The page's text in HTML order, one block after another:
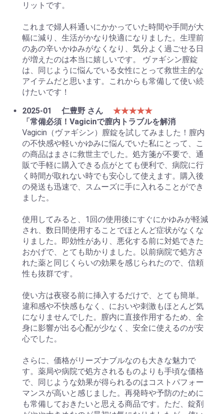
リットです。
これまで婦人科通いにかかっていた時間や手間が大
幅に減り、生活がかなり快適になりました。生理前
のあの辛いかゆみがなくなり、気分よく過ごせる日
が増えたのは本当に嬉しいです。 ヴァギシン膣錠
は、同じように悩んでいる女性にとって救世主的な
アイテムだと思います。これからも常備して使い続
けたいです！
2025-01
仁豊野 さん
★★★★★
「常備必須！Vagicinで膣内トラブルを解消
Vagicin（ヴァギシン）膣錠を試してみました！膣内
の不快感や軽いかゆみに悩んでいた私にとって、こ
の商品はまさに救世主でした。処方箋が不要で、通
販で手軽に購入できる点がとても便利で、病院に行
く時間が取れない時でも安心して使えます。購入後
の発送も迅速で、スムーズに手に入れることができ
ました。
使用してみると、1回の使用後にすぐにかゆみが軽減
され、数日間使用することでほとんど症状がなくな
りました。即効性があり、悪化する前に対処できた
おかげで、とても助かりました。以前病院で処方さ
れた薬と同じくらいの効果を感じられたので、信頼
性も抜群です。
使い方は夜寝る前に挿入するだけで、とても簡単。
違和感や不快感もなく、においや刺激もほとんど気
になりませんでした。膣内に直接作用するため、全
身に影響が出る心配が少なく、安全に使えるのが安
心でした。
さらに、価格がリーズナブルなのも大きな魅力で
す。薬局や病院で処方されるものよりも手頃な価格
で、同じような効果が得られるのはコストパフォー
マンスが高いと感じました。再発時や予防のために
も常備しておきたいと思える商品です。ただ、錠剤